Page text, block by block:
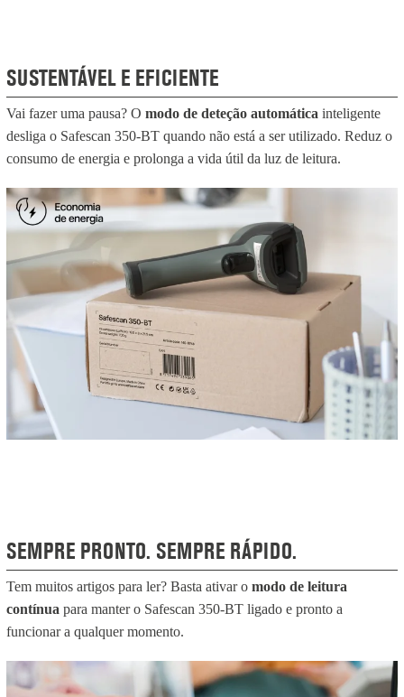
SUSTENTÁVEL E EFICIENTE
Vai fazer uma pausa? O modo de deteção automática inteligente
desliga o Safescan 350-BT quando não está a ser utilizado. Reduz o
consumo de energia e prolonga a vida útil da luz de leitura.
SEMPRE PRONTO. SEMPRE RÁPIDO.
Tem muitos artigos para ler? Basta ativar o modo de leitura
contínua para manter o Safescan 350-BT ligado e pronto a
funcionar a qualquer momento.